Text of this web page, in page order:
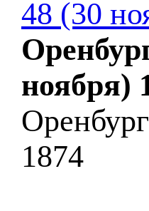
48 (30
ноября)
1874